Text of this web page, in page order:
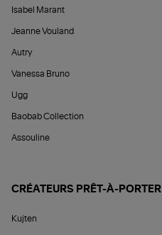
Isabel Marant
Jeanne Vouland
Autry
Vanessa Bruno
Ugg
Baobab Collection
Assouline
CRÉATEURS PRÊT-À-PORTER
Kujten